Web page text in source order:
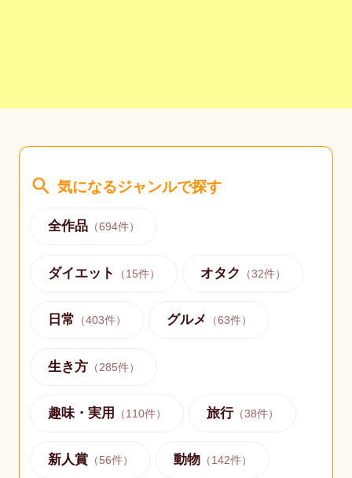
search 気になるジャンルで探す
全作品（694件）
ダイエット （15件） オタク （32件）
日常 （403件） グルメ （63件）
生き方（285件）
趣味・実用 （110件） 旅行（38件）
新人賞（56件） 動物 （142件）